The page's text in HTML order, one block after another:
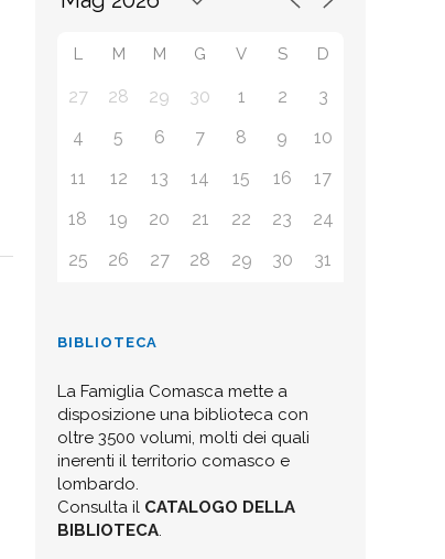
L M M G V S D
27 28 29 30 1 2
3
4
5 6 7 8 9
10
11
12 13 14 15 16
17
18
19 20 21 22 23
24
25
26 27 28 29 30 31
BIBLIOTECA
La Famiglia Comasca mette a
disposizione una biblioteca con
oltre 3500 volumi, molti dei quali
inerenti il territorio comasco e
lombardo.
Consulta il CATALOGO DELLA
BIBLIOTECA.